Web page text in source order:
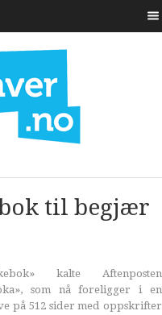
til begjær
kalte Aftenposten
som nå foreligger i en
på 512 sider med oppskrifter